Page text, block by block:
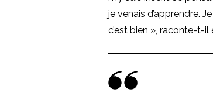
je venais d’apprendre.
c’est bien », raconte-t-il